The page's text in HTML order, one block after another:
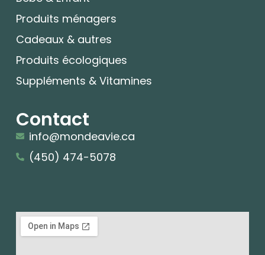
Produits ménagers
Cadeaux & autres
Produits écologiques
Suppléments & Vitamines
Contact
info@mondeavie.ca
(450) 474-5078